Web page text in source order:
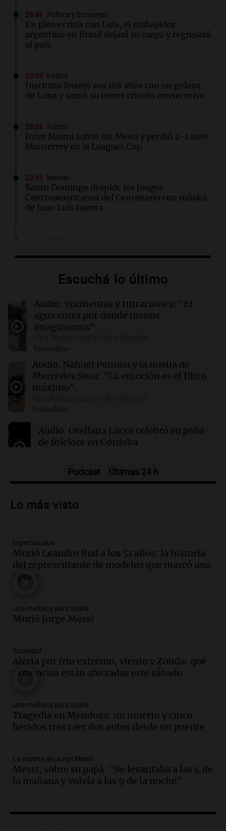
23:46 Política y Economía
En plena crisis con Lula, el embajador
argentino en Brasil dejará su cargo y regresará
al país
23:35 Fútbol
Instituto festejó sus 108 años con un golazo
de Luna y sumó su tercer triunfo consecutivo
23:26 Fútbol
Inter Miami sufrió sin Messi y perdió 2-1 ante
Monterrey en la Leagues Cup
22:42 Mundo
Santo Domingo despide los Juegos
Centroamericanos del Centenario con música
de Juan Luis Guerra
fuertemente a Lula y Milei lo respalda en
22:35 Mundo
Viudo que perdió a su familia se vuelve a casar
en una emotiva boda colectiva en Nigeria
22:18 Mundo
Tensión diplomática: Brasil solicita a
Argentina frenar críticas hacia Lula y su
gobierno
22:15 Sociedad
Quiniela turista: conocé los números
ganadores de hoy sábado 8 de agosto.
Escuchá lo último
Audio. Tormentas y filtraciones: "El
agua entra por donde menos
imaginamos"
Episodios
Audio. Nahuel Pennisi y la huella de
Mercedes Sosa: "La emoción es el filtro
máximo".
Episodios
Audio. Orellana Lucca celebró su peña
de folclore en Córdoba
Audio.Trágico accidente en Mendoza:
vehículos desde un puente
Audio.
Tragedia en Mendoza: un muerto
y cinco heridos tras caer dos autos desde
un puente
Una mañana para todos
Audio.Messi llegará esta noche a
Rosario para acompañar a su familia
Episodios
Audio. Ley de Propiedad Privada: el revés
en el Congreso expuso una debilidad
Una mañana para todos
Episodios
Audio.Casabindo se prepara para una
Una mañana para todos
Episodios
Borges, abogada de Pourrain:
hacerle preguntas y nunca regresó"
Podcast Últimas 24 h
Lo más visto
Espectáculos
Murió Leandro Rud a los 51 años: la historia
del representante de modelos que marcó una
época
Una mañana para todos
Murió Jorge Messi
Sociedad
Alerta por frío extremo, viento y Zonda: qué
provincias están afectadas este sábado
Una mañana para todos
Tragedia en Mendoza: un muerto y cinco
heridos tras caer dos autos desde un puente
La muerte de Jorge Messi
Messi, sobre su papá: "Se levantaba a las 4 de
la mañana y volvía a las 9 de la noche"